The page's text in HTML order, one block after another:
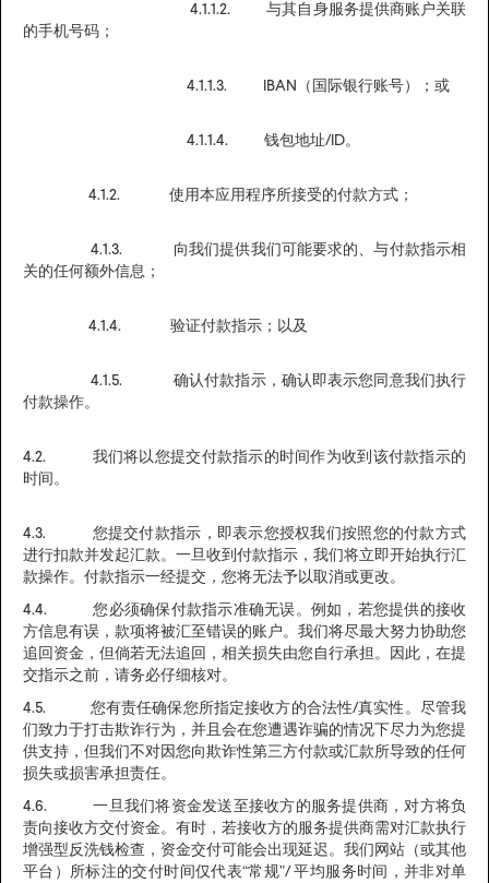
4.1.1.2. 与其自身服务提供商账户关联
的手机号码；
4.1.1.3. IBAN（国际银行账号）；或
4.1.1.4. 钱包地址/ID。
4.1.2. 使用本应用程序所接受的付款方式；
4.1.3. 向我们提供我们可能要求的、与付款指示相
关的任何额外信息；
4.1.4. 验证付款指示；以及
4.1.5. 确认付款指示，确认即表示您同意我们执行
付款操作。
4.2. 我们将以您提交付款指示的时间作为收到该付款指示的
时间。
4.3. 您提交付款指示，即表示您授权我们按照您的付款方式
进行扣款并发起汇款。一旦收到付款指示，我们将立即开始执行汇
款操作。付款指示一经提交，您将无法予以取消或更改。
4.4. 您必须确保付款指示准确无误。例如，若您提供的接收
方信息有误，款项将被汇至错误的账户。我们将尽最大努力协助您
追回资金，但倘若无法追回，相关损失由您自行承担。因此，在提
交指示之前，请务必仔细核对。
4.5. 您有责任确保您所指定接收方的合法性/真实性。尽管我
们致力于打击欺诈行为，并且会在您遭遇诈骗的情况下尽力为您提
供支持，但我们不对因您向欺诈性第三方付款或汇款所导致的任何
损失或损害承担责任。
4.6. 一旦我们将资金发送至接收方的服务提供商，对方将负
责向接收方交付资金。有时，若接收方的服务提供商需对汇款执行
增强型反洗钱检查，资金交付可能会出现延迟。我们网站（或其他
平台）所标注的交付时间仅代表“常规”/ 平均服务时间，并非对单